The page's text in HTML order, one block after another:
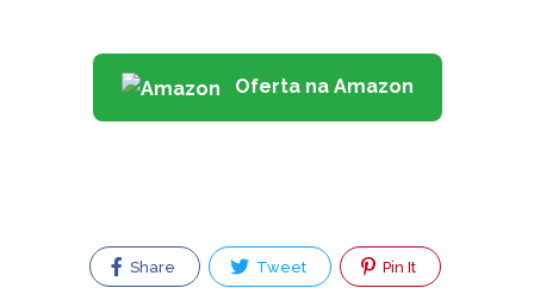
Oferta na Amazon
Share Tweet Pin It